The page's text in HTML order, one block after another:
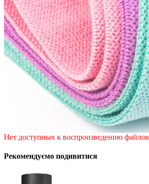
Нет доступных к воспроизведению файлов
Рекомендуємо подивитися